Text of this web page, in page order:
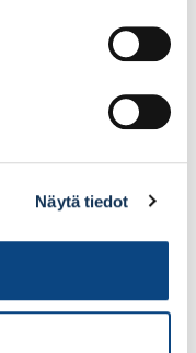
Näytä tiedot
50mm